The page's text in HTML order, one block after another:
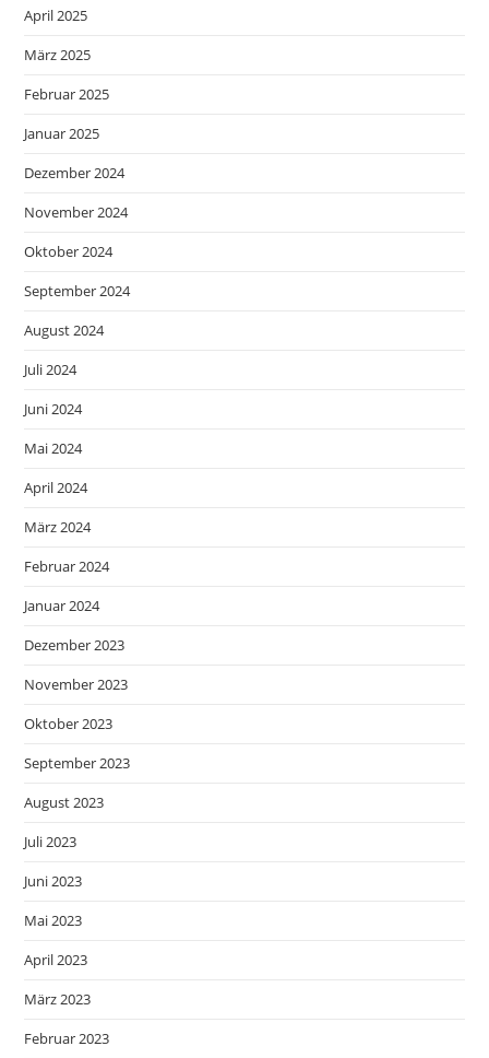
April 2025
März 2025
Februar 2025
Januar 2025
Dezember 2024
November 2024
Oktober 2024
September 2024
August 2024
Juli 2024
Juni 2024
Mai 2024
April 2024
März 2024
Februar 2024
Januar 2024
Dezember 2023
November 2023
Oktober 2023
September 2023
August 2023
Juli 2023
Juni 2023
Mai 2023
April 2023
März 2023
Februar 2023